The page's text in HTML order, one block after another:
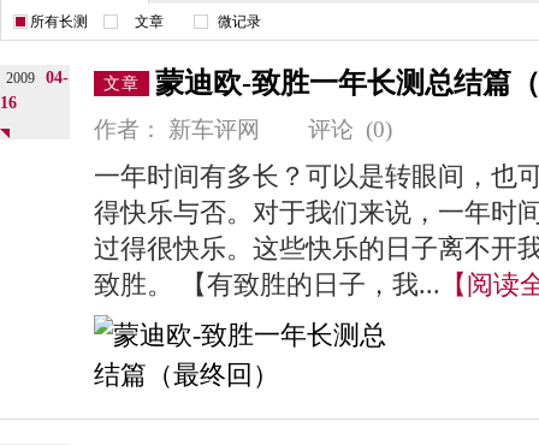
所有长测 文章 微记录
2009
04-
16
文章 蒙迪欧-致胜一年长测总结篇
作者： 新车评网 评论 (0)
一年时间有多长？可以是转眼间，也
得快乐与否。对于我们来说，一年时
过得很快乐。这些快乐的日子离不
致胜。 【有致胜的日子，我... 【阅读